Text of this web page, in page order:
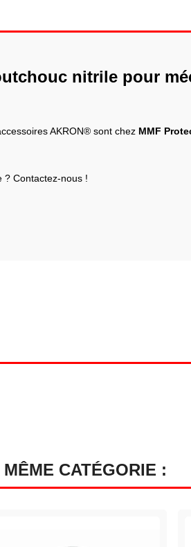
nitrile pour
AKRON® sont chez MMF
? Contactez-nous !
CATÉGORIE :